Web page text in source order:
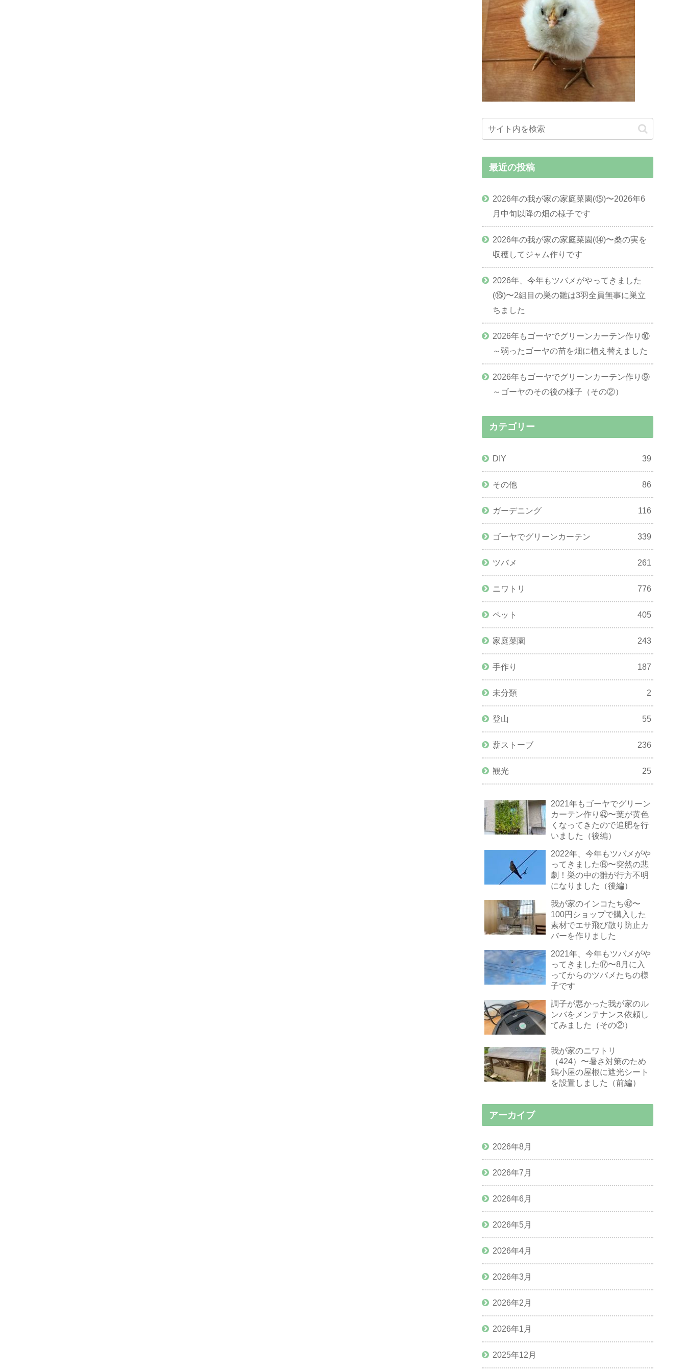
最近の投稿
2026年の我が家の家庭菜園(⑮)〜2026年6
月中旬以降の畑の様子です
2026年の我が家の家庭菜園(⑭)〜桑の実を
収穫してジャム作りです
2026年、今年もツバメがやってきました
(⑯)〜2組目の巣の雛は3羽全員無事に巣立
ちました
2026年もゴーヤでグリーンカーテン作り⑩
～弱ったゴーヤの苗を畑に植え替えました
2026年もゴーヤでグリーンカーテン作り⑨
～ゴーヤのその後の様子（その②）
カテゴリー
DIY 39
その他 86
ガーデニング 116
ゴーヤでグリーンカーテン 339
ツバメ 261
ニワトリ 776
ペット 405
家庭菜園 243
手作り 187
未分類 2
登山 55
薪ストーブ 236
観光 25
2021年もゴーヤでグリーン
カーテン作り㊷〜葉が黄色
くなってきたので追肥を行
いました（後編）
2022年、今年もツバメがや
ってきました⑧〜突然の悲
劇！巣の中の雛が行方不明
になりました（後編）
我が家のインコたち㊷〜
100円ショップで購入した
素材でエサ飛び散り防止カ
バーを作りました
2021年、今年もツバメがや
ってきました⑰〜8月に入
ってからのツバメたちの様
子です
調子が悪かった我が家のル
ンバをメンテナンス依頼し
てみました（その②）
我が家のニワトリ
（424）〜暑さ対策のため
鶏小屋の屋根に遮光シート
を設置しました（前編）
アーカイブ
2026年8月
2026年7月
2026年6月
2026年5月
2026年4月
2026年3月
2026年2月
2026年1月
2025年12月